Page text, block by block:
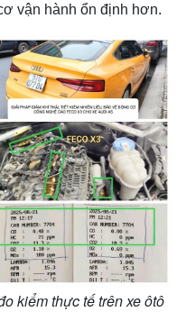
vận hành ổn định hơn.
kiểm thực tế trên xe ôtô